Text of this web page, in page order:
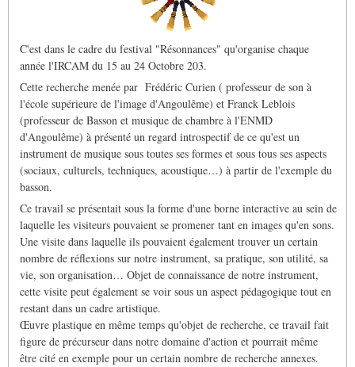
C'est dans le cadre du festival "Résonnances" qu'organise chaque
année l'IRCAM du 15 au 24 Octobre 203.
Cette recherche menée par Frédéric Curien ( professeur de son à
l'école supérieure de l'image d'Angoulême) et Franck Leblois
(professeur de Basson et musique de chambre à l'ENMD
d'Angoulême) à présenté un regard introspectif de ce qu'est un
instrument de musique sous toutes ses formes et sous tous ses aspects
(sociaux, culturels, techniques, acoustique…) à partir de l'exemple du
basson.
Ce travail se présentait sous la forme d'une borne interactive au sein de
laquelle les visiteurs pouvaient se promener tant en images qu'en sons.
Une visite dans laquelle ils pouvaient également trouver un certain
nombre de réflexions sur notre instrument, sa pratique, son utilité, sa
vie, son organisation… Objet de connaissance de notre instrument,
cette visite peut également se voir sous un aspect pédagogique tout en
restant dans un cadre artistique.
Œuvre plastique en même temps qu'objet de recherche, ce travail fait
figure de précurseur dans notre domaine d'action et pourrait même
être cité en exemple pour un certain nombre de recherche annexes.